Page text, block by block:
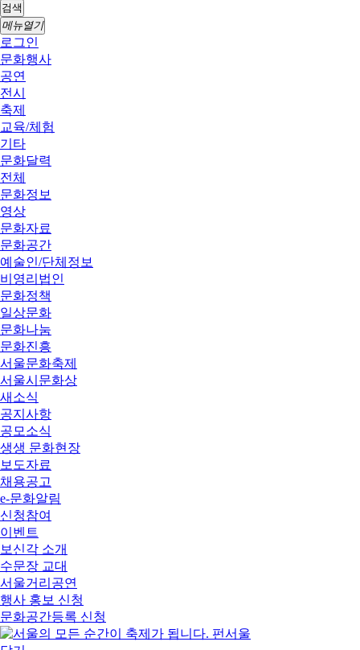
검색
메뉴열기
로그인
문화행사
공연
전시
축제
교육/체험
기타
문화달력
전체
문화정보
영상
문화자료
문화공간
예술인/단체정보
비영리법인
문화정책
일상문화
문화나눔
문화진흥
서울문화축제
서울시문화상
새소식
공지사항
공모소식
생생 문화현장
보도자료
채용공고
e-문화알림
신청참여
이벤트
보신각 소개
수문장 교대
서울거리공연
행사 홍보 신청
문화공간등록 신청